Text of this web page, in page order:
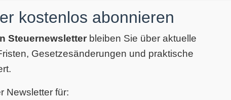
kostenlos abonnieren
Steuernewsletter bleiben Sie über aktuelle
Gesetzesänderungen und praktische
Newsletter für: